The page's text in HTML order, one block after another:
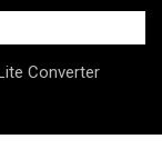
Converter
Beyond